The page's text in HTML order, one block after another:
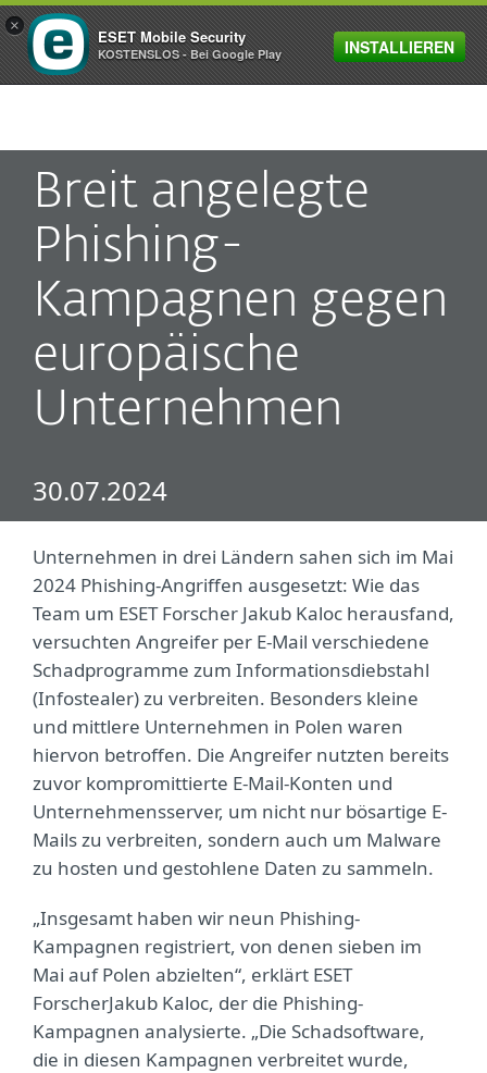
MENU
Breit angelegte
Phishing-
Kampagnen gegen
europäische
Unternehmen
30.07.2024
Unternehmen in drei Ländern sahen sich im Mai
2024 Phishing-Angriffen ausgesetzt: Wie das
Team um ESET Forscher Jakub Kaloc herausfand,
versuchten Angreifer per E-Mail verschiedene
Schadprogramme zum Informationsdiebstahl
(Infostealer) zu verbreiten. Besonders kleine
und mittlere Unternehmen in Polen waren
hiervon betroffen. Die Angreifer nutzten bereits
zuvor kompromittierte E-Mail-Konten und
Unternehmensserver, um nicht nur bösartige E-
Mails zu verbreiten, sondern auch um Malware
zu hosten und gestohlene Daten zu sammeln.
„Insgesamt haben wir neun Phishing-
Kampagnen registriert, von denen sieben im
Mai auf Polen abzielten“, erklärt ESET
ForscherJakub Kaloc, der die Phishing-
Kampagnen analysierte. „Die Schadsoftware,
die in diesen Kampagnen verbreitet wurde,
×
ESET Mobile Security
KOSTENSLOS - Bei Google Play INSTALLIEREN